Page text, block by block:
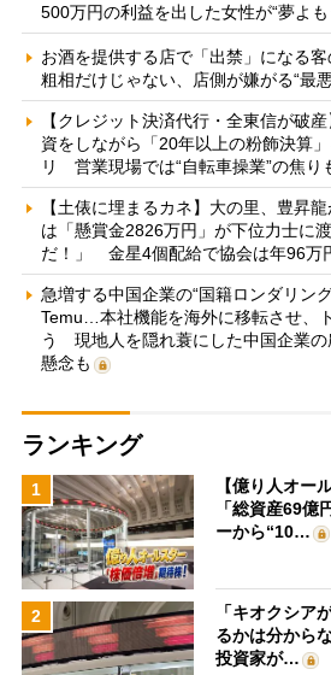
500万円の利益を出した女性が“夢よも
お酒を提供する店で「出禁」になる
粗相だけじゃない、店側が嫌がる“最
【クレジット決済代行・全東信が破
資をしながら「20年以上の粉飾決算
リ 営業現場では“自転車操業”の焦り
【土俵に埋まるカネ】大の里、豊昇
は「懸賞金2826万円」が下位力士に
だ！」 金星4個配給で協会は年96万
急増する中国企業の“国籍ロンダリン
Temu…本社機能を海外に移転させ、
う 現地人を隠れ蓑にした中国企業の
懸念も
ランキング
1
【億り人オー
「総資産69億
ーから“10…
2
「キオクシア
るかは分から
投資家が…